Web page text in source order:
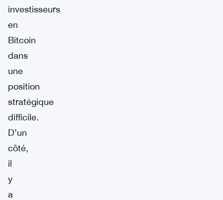
investisseurs
en
Bitcoin
dans
une
position
stratégique
difficile.
D’un
côté,
il
y
a